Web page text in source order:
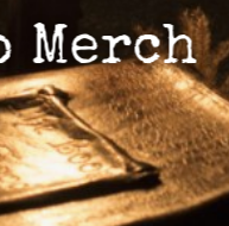
VISITER